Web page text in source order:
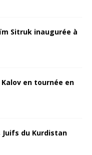
Sitruk inaugurée à
en tournée en
Juifs du Kurdistan